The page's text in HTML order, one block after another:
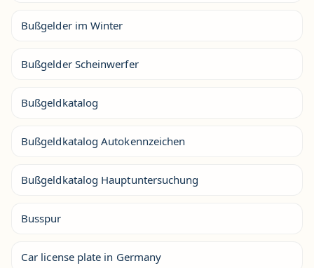
Bußgelder im Winter
Bußgelder Scheinwerfer
Bußgeldkatalog
Bußgeldkatalog Autokennzeichen
Bußgeldkatalog Hauptuntersuchung
Busspur
Car license plate in Germany